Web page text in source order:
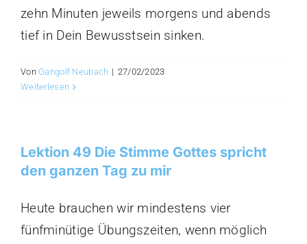
zehn Minuten jeweils morgens und abends
tief in Dein Bewusstsein sinken.
Von Gangolf Neubach | 27/02/2023
Weiterlesen
Lektion 49 Die Stimme Gottes spricht
den ganzen Tag zu mir
Heute brauchen wir mindestens vier
fünfminütige Übungszeiten, wenn möglich